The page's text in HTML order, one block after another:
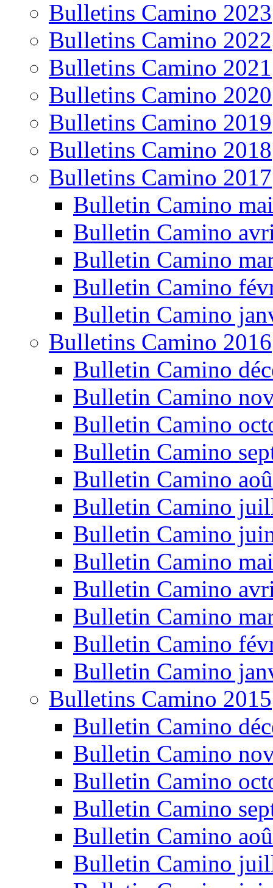
Bulletins Camino 2023
Bulletins Camino 2022
Bulletins Camino 2021
Bulletins Camino 2020
Bulletins Camino 2019
Bulletins Camino 2018
Bulletins Camino 2017
Bulletin Camino
Bulletin Camino
Bulletin Camino
Bulletin Camino
Bulletin Camino
Bulletins Camino 2016
Bulletin Camino
Bulletin Camino
Bulletin Camino
Bulletin Camino
Bulletin Camino
Bulletin Camino
Bulletin Camino
Bulletin Camino
Bulletin Camino
Bulletin Camino
Bulletin Camino
Bulletin Camino
Bulletins Camino 2015
Bulletin Camino
Bulletin Camino
Bulletin Camino
Bulletin Camino
Bulletin Camino
Bulletin Camino